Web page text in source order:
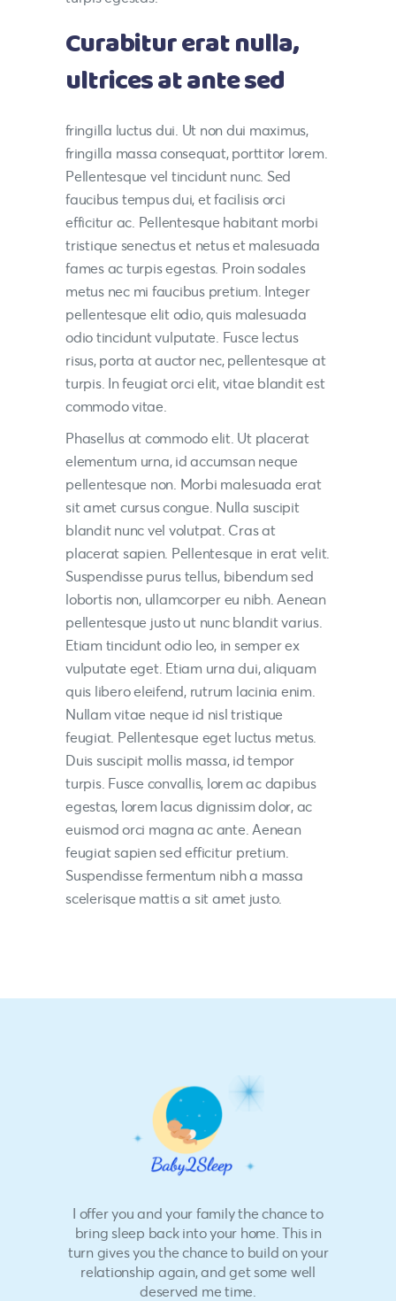
Curabitur erat nulla,
ultrices at ante sed
fringilla luctus dui. Ut non dui maximus,
fringilla massa consequat, porttitor lorem.
Pellentesque vel tincidunt nunc. Sed
faucibus tempus dui, et facilisis orci
efficitur ac. Pellentesque habitant morbi
tristique senectus et netus et malesuada
fames ac turpis egestas. Proin sodales
metus nec mi faucibus pretium. Integer
pellentesque elit odio, quis malesuada
odio tincidunt vulputate. Fusce lectus
risus, porta at auctor nec, pellentesque at
turpis. In feugiat orci elit, vitae blandit est
commodo vitae.
Phasellus at commodo elit. Ut placerat
elementum urna, id accumsan neque
pellentesque non. Morbi malesuada erat
sit amet cursus congue. Nulla suscipit
blandit nunc vel volutpat. Cras at
placerat sapien. Pellentesque in erat velit.
Suspendisse purus tellus, bibendum sed
lobortis non, ullamcorper eu nibh. Aenean
pellentesque justo ut nunc blandit varius.
Etiam tincidunt odio leo, in semper ex
vulputate eget. Etiam urna dui, aliquam
quis libero eleifend, rutrum lacinia enim.
Nullam vitae neque id nisl tristique
feugiat. Pellentesque eget luctus metus.
Duis suscipit mollis massa, id tempor
turpis. Fusce convallis, lorem ac dapibus
egestas, lorem lacus dignissim dolor, ac
euismod orci magna ac ante. Aenean
feugiat sapien sed efficitur pretium.
Suspendisse fermentum nibh a massa
scelerisque mattis a sit amet justo.
I offer you and your family the chance to
bring sleep back into your home. This in
turn gives you the chance to build on your
relationship again, and get some well
deserved me time.